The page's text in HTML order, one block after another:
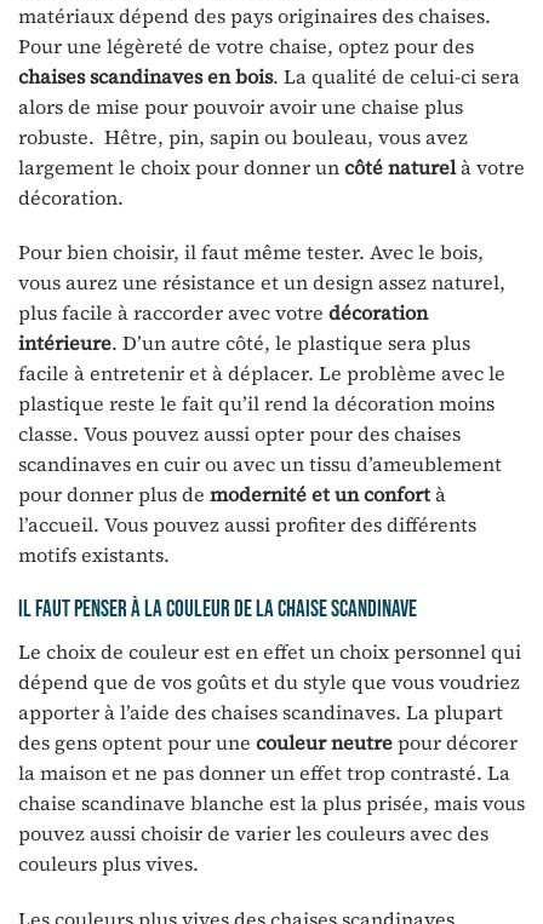
matériaux dépend des pays originaires des chaises.
Pour une légèreté de votre chaise, optez pour des
chaises scandinaves en bois. La qualité de celui-ci sera
alors de mise pour pouvoir avoir une chaise plus
robuste. Hêtre, pin, sapin ou bouleau, vous avez
largement le choix pour donner uncôté naturelà votre
décoration.
Pour bien choisir, il faut même tester. Avec le bois,
vous aurez une résistance et un design assez naturel,
plus facile à raccorder avec votre décoration
intérieure. D’un autre côté, le plastique sera plus
facile à entretenir et à déplacer. Le problème avec le
plastique reste le fait qu’il rend la décoration moins
classe. Vous pouvez aussi opter pour des chaises
scandinaves en cuir ou avec un tissu d’ameublement
pour donner plus de modernité et un confortà
l’accueil. Vous pouvez aussi profiter des différents
motifs existants.
Il faut penser à la couleur de la chaise scandinave
Le choix de couleur est en effet un choix personnel qui
dépend que de vos goûts et du style que vous voudriez
apporter à l’aide des chaises scandinaves. La plupart
des gens optent pour une couleur neutrepour décorer
la maison et ne pas donner un effet trop contrasté. La
chaise scandinave blanche est la plus prisée, mais vous
pouvez aussi choisir de varier les couleurs avec des
couleurs plus vives.
Les couleurs plus vives des chaises scandinaves